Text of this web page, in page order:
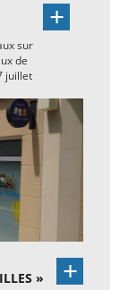
sur
de
juillet
»